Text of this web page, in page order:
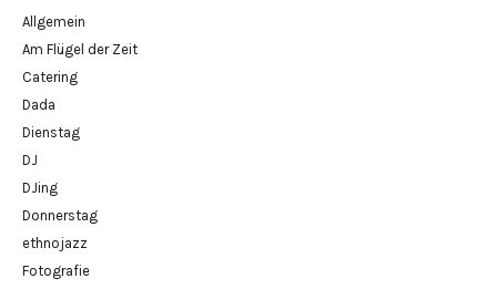
Allgemein
Am Flügel der Zeit
Catering
Dada
Dienstag
DJ
DJing
Donnerstag
ethnojazz
Fotografie